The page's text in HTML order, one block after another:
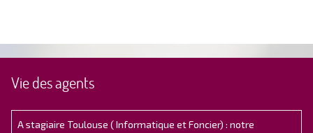
Vie des agents
A stagiaire Toulouse ( Informatique et Foncier) : notre